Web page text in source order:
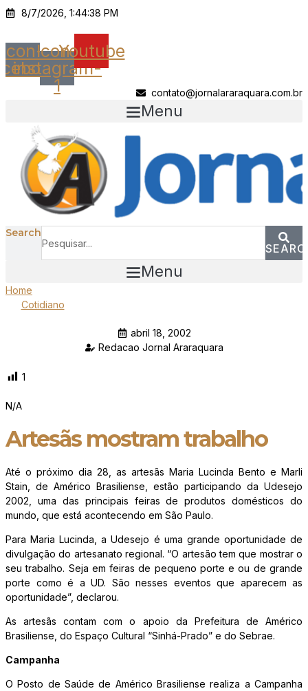
Ir
o
conteúdo
8/7/2026, 1:44:38 PM
Icon-Icon-
instagram-
1
Youtube
contato@jornalararaquara.com.br
Menu
Search
Menu
Home
Cotidiano
abril 18, 2002
Redacao Jornal Araraquara
1
N/A
Artesãs mostram trabalho
Até o próximo dia 28, as artesãs Maria Lucinda Bento e Marli
Stain, de Américo Brasiliense, estão participando da Udesejo
2002, uma das principais feiras de produtos domésticos do
mundo, que está acontecendo em São Paulo.
Para Maria Lucinda, a Udesejo é uma grande oportunidade de
divulgação do artesanato regional. “O artesão tem que mostrar o
seu trabalho. Seja em feiras de pequeno porte e ou de grande
porte como é a UD. São nesses eventos que aparecem as
oportunidade”, declarou.
As artesãs contam com o apoio da Prefeitura de Américo
Brasiliense, do Espaço Cultural “Sinhá-Prado” e do Sebrae.
Campanha
O Posto de Saúde de Américo Brasiliense realiza a Campanha